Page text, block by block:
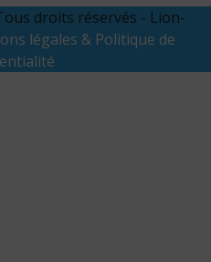
droits réservés - Lion-
légales & Politique de